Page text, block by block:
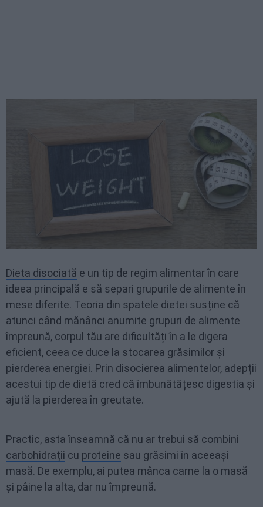
Dieta disociată e un tip de regim alimentar în care
ideea principală e să separi grupurile de alimente în
mese diferite. Teoria din spatele dietei susține că
atunci când mănânci anumite grupuri de alimente
împreună, corpul tău are dificultăți în a le digera
eficient, ceea ce duce la stocarea grăsimilor și
pierderea energiei. Prin disocierea alimentelor, adepții
acestui tip de dietă cred că îmbunătățesc digestia și
ajută la pierderea în greutate.
Practic, asta înseamnă că nu ar trebui să combini
carbohidrații cu proteine sau grăsimi în aceeași
masă. De exemplu, ai putea mânca carne la o masă
și pâine la alta, dar nu împreună.